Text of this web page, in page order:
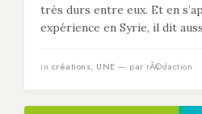
très durs entre eux. Et en
expérience en Syrie, il dit
in créations, UNE — par rÃ©daction